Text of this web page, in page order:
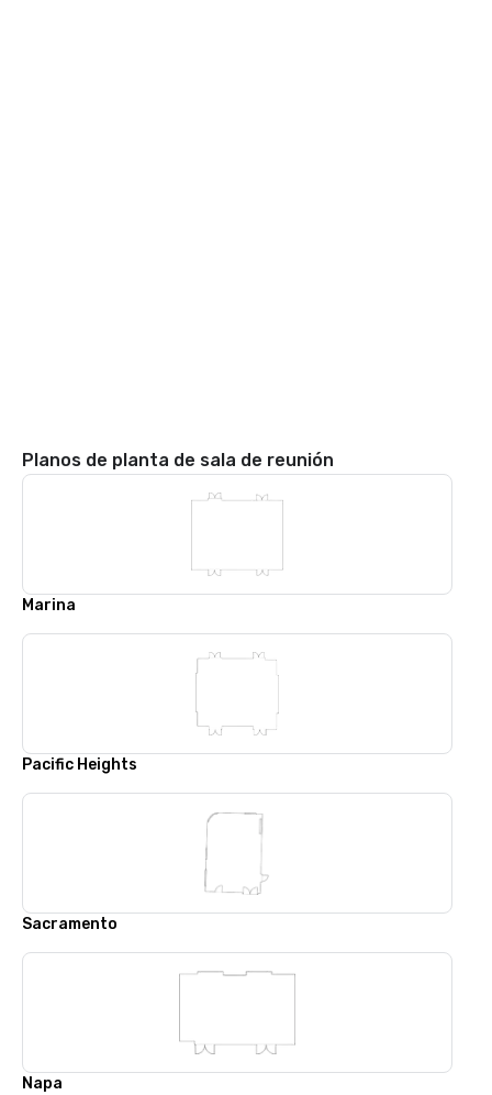
Planos de planta de sala de reunión
Marina
Pacific Heights
Sacramento
Napa